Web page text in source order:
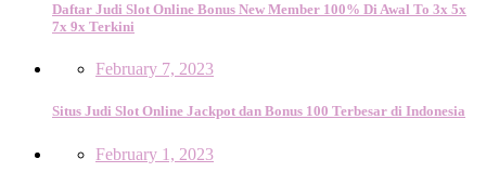
Daftar Judi Slot Online Bonus New Member 100% Di Awal To 3x 5x
7x 9x Terkini
February 7, 2023
Situs Judi Slot Online Jackpot dan Bonus 100 Terbesar di Indonesia
February 1, 2023